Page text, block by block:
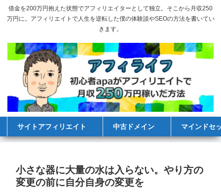
借金を200万円抱えた状態でアフィリエイターとして独立。そこから月収250
万円に。アフィリエイトで人生を逆転した僕の体験談やSEOの方法を書いてい
きます。
サイトアフィリエイト 中古ドメイン マインドセ
小さな器に大量の水は入らない。やり方の
変更の前に自分自身の変更を